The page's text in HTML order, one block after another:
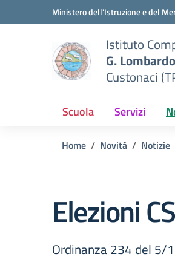
Vai ai contenuti
Vai al menu di navigazioneMinistero dell'Istruzione e del
Istituto
G.
Custonaci
Scuola Servizi
Home Novità Notizie
Elezioni
Ordinanza 234 del 5/